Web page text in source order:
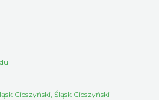
Cieszyński, Śląsk Cieszyński